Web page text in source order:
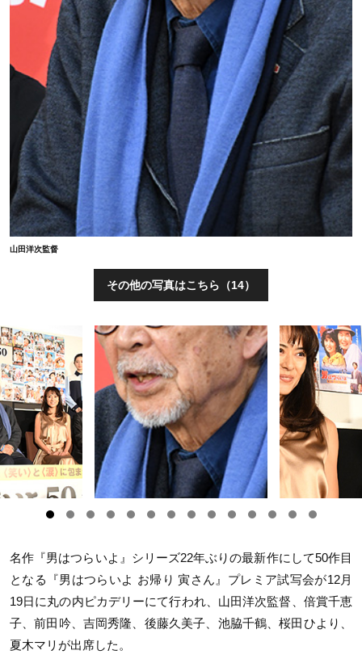
山田洋次監督
その他の写真はこちら（14）
名作『男はつらいよ』シリーズ22年ぶりの最新作にして50作目
となる『男はつらいよ お帰り 寅さん』プレミア試写会が12月
19日に丸の内ピカデリーにて行われ、山田洋次監督、倍賞千恵
子、前田吟、吉岡秀隆、後藤久美子、池脇千鶴、桜田ひより、
夏木マリが出席した。